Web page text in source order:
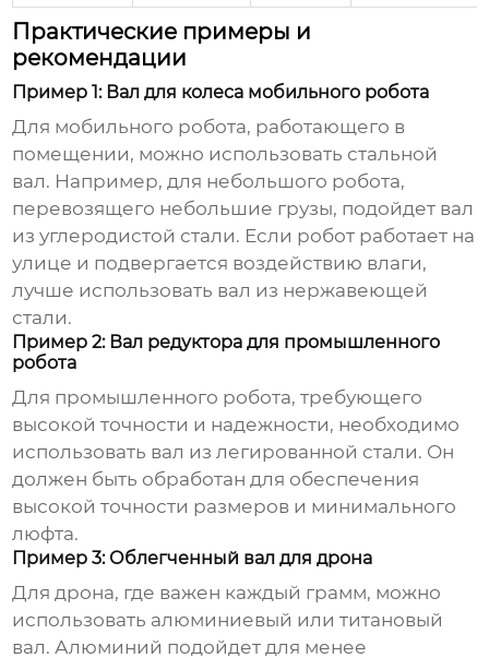
Практические примеры и
рекомендации
Пример 1: Вал для колеса мобильного робота
Для мобильного робота, работающего в
помещении, можно использовать стальной
вал. Например, для небольшого робота,
перевозящего небольшие грузы, подойдет вал
из углеродистой стали. Если робот работает на
улице и подвергается воздействию влаги,
лучше использовать вал из нержавеющей
стали.
Пример 2: Вал редуктора для промышленного
робота
Для промышленного робота, требующего
высокой точности и надежности, необходимо
использовать вал из легированной стали. Он
должен быть обработан для обеспечения
высокой точности размеров и минимального
люфта.
Пример 3: Облегченный вал для дрона
Для дрона, где важен каждый грамм, можно
использовать алюминиевый или титановый
вал. Алюминий подойдет для менее